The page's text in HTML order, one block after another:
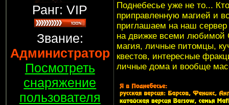
Ранг: VIP
Звание:
Администратор
Посмотреть
снаряжение
пользователя
Поднебесье уже не то...
приправленную магией и
приглашаем на наш сервер
на движке всеми любимой
магия, личные питомцы,
квестов, интересные
личные дома и вообще